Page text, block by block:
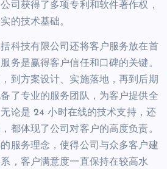
司获得了多项专利和软件著作权，
的技术基础。
科技有限公司还将客户服务放在首
务是赢得客户信任和口碑的关键。
到方案设计、实施落地，再到后期
了专业的服务团队，为客户提供全
论是 24 小时在线的技术支持，还
都体现了公司对客户的高度负责。
服务理念，使得公司与众多客户建
，客户满意度一直保持在较高水